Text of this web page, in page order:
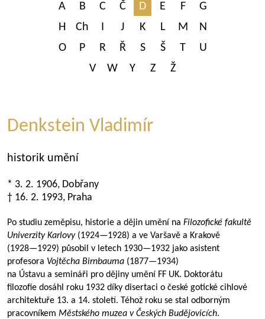
A B C Č D E F
G
H
Ch I J K L M
N
O
P R Ř S Š T
U
V
W Y Z Ž
Denkstein Vladimír
historik umění
* 3. 2. 1906, Dobřany
† 16. 2. 1993, Praha
Po studiu zeměpisu, historie a dějin umění na Filozofické fakultě
Univerzity Karlovy (1924—1928) a ve Varšavě a Krakově
(1928—1929) působil v letech 1930—1932 jako asistent
profesora Vojtěcha Birnbauma (1877—1934)
na Ústavu a semináři pro dějiny umění FF UK. Doktorátu
filozofie dosáhl roku 1932 díky disertaci o české gotické cihlové
architektuře 13. a 14. století. Téhož roku se stal odborným
pracovníkem Městského muzea v Českých Budějovicích.